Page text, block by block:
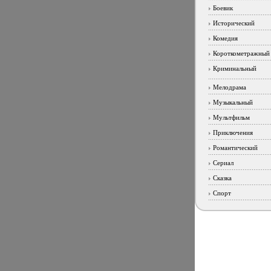
Боевик
Исторический
Комедия
Короткометражный
Криминальный
Мелодрама
Музыкальный
Мультфильм
Приключения
Романтический
Сериал
Сказка
Спорт